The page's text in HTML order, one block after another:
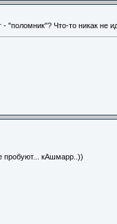
- "поломник"? Что-то никак не
пробуют... кАшмарр..))